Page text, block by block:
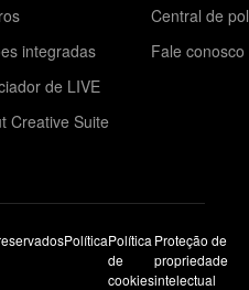
integradas
de LIVE
Creative Suite
Central de
Fale conosco
PolíticaPolítica
de
cookies
Proteção de
propriedade
intelectual